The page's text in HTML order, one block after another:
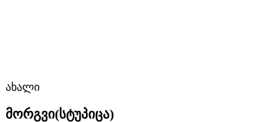
ახალი
მორგვი(სტუპიცა)